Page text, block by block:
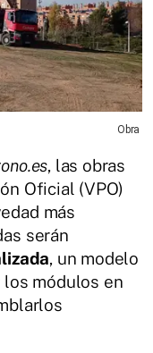
Obra
, las obras
Oficial (VPO)
más
serán
, un modelo
módulos en